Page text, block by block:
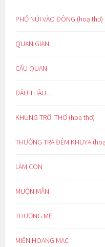
PHỐ NÚI VÀO ĐÔNG (hoạ thơ)
QUAN GIAN
CẨU QUAN
ĐẤU THẦU…
KHUNG TRỜI THƠ (hoạ thơ)
THƯỞNG TRÀ ĐÊM KHUYA
LÀM CON
MUỘN MẰN
THƯƠNG MẸ
MIỀN HOANG MẠC